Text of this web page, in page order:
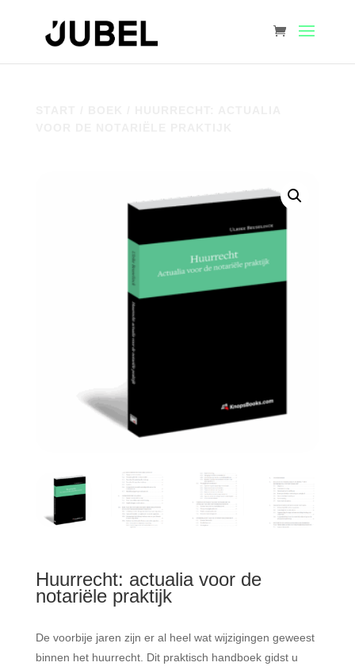
Huurrecht: actualia voor de
notariële praktijk
De voorbije jaren zijn er al heel wat wijzigingen geweest
binnen het huurrecht. Dit praktisch handboek gidst u